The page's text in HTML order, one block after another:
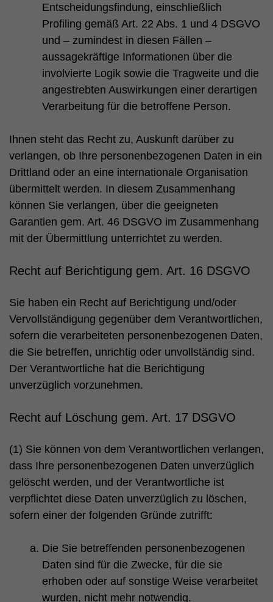
Entscheidungsfindung, einschließlich
Profiling gemäß Art. 22 Abs. 1 und 4 DSGVO
und – zumindest in diesen Fällen –
aussagekräftige Informationen über die
involvierte Logik sowie die Tragweite und die
angestrebten Auswirkungen einer derartigen
Verarbeitung für die betroffene Person.
Ihnen steht das Recht zu, Auskunft darüber zu
verlangen, ob Ihre personenbezogenen Daten in ein
Drittland oder an eine internationale Organisation
übermittelt werden. In diesem Zusammenhang
können Sie verlangen, über die geeigneten
Garantien gem. Art. 46 DSGVO im Zusammenhang
mit der Übermittlung unterrichtet zu werden.
Recht auf Berichtigung gem. Art. 16 DSGVO
Sie haben ein Recht auf Berichtigung und/oder
Vervollständigung gegenüber dem Verantwortlichen,
sofern die verarbeiteten personenbezogenen Daten,
die Sie betreffen, unrichtig oder unvollständig sind.
Der Verantwortliche hat die Berichtigung
unverzüglich vorzunehmen.
Recht auf Löschung gem. Art. 17 DSGVO
(1) Sie können von dem Verantwortlichen verlangen,
dass Ihre personenbezogenen Daten unverzüglich
gelöscht werden, und der Verantwortliche ist
verpflichtet diese Daten unverzüglich zu löschen,
sofern einer der folgenden Gründe zutrifft:
Die Sie betreffenden personenbezogenen
Daten sind für die Zwecke, für die sie
erhoben oder auf sonstige Weise verarbeitet
wurden, nicht mehr notwendig.